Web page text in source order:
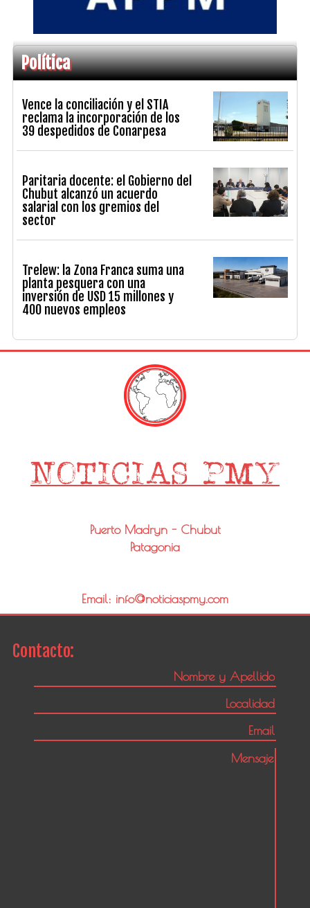
Política
Vence la conciliación y el STIA
reclama la incorporación de los
39 despedidos de Conarpesa
Paritaria docente: el Gobierno del
Chubut alcanzó un acuerdo
salarial con los gremios del
sector
Trelew: la Zona Franca suma una
planta pesquera con una
inversión de USD 15 millones y
400 nuevos empleos
Puerto Madryn - Chubut
Patagonia
Email: info@noticiaspmy.com
Contacto: